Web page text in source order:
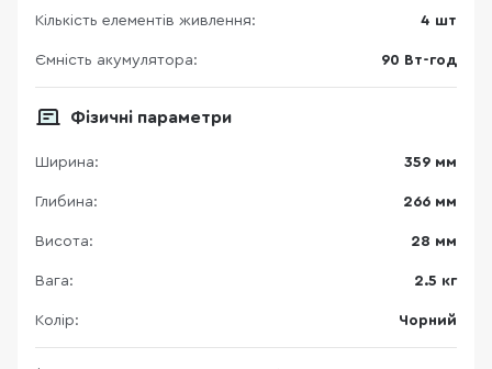
Кількість елементів живлення: 4 шт
Ємність акумулятора: 90 Вт-год
Фізичні параметри
Ширина: 359 мм
Глибина: 266 мм
Висота: 28 мм
Вага: 2.5 кг
Колір: Чорний